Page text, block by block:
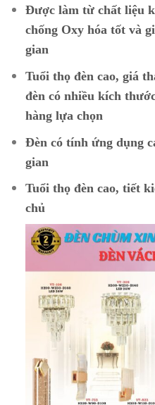
Được làm từ chất liệu
chống Oxy hóa tốt và
gian
Tuổi thọ đèn cao, giá
đèn có nhiều kích
hàng lựa chọn
Đèn có tính ứng dụng
gian
Tuổi thọ đèn cao, tiết
chủ